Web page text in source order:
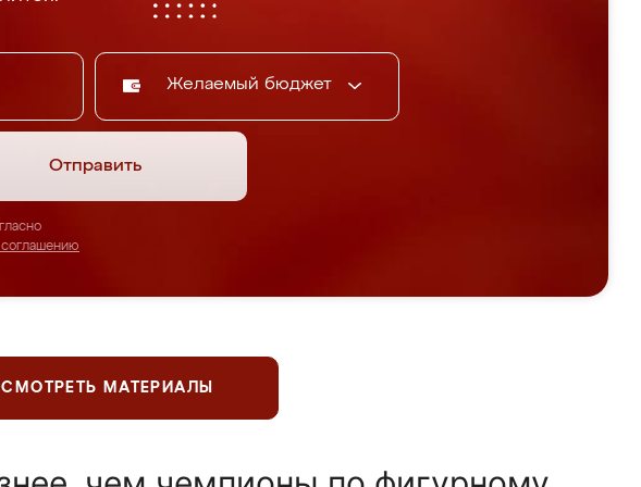
Желаемый бюджет
Отправить
соглашению
МАТЕРИАЛЫ